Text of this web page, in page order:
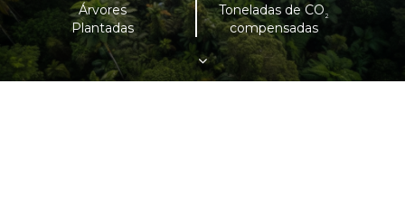
Árvores
Plantadas
Toneladas de CO²
compensadas